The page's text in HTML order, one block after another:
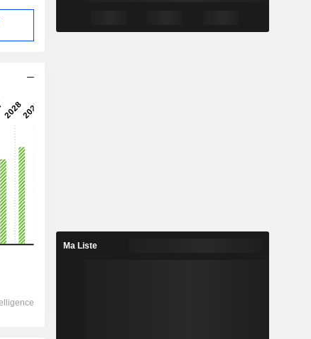
2029
11 915
5,04 %
2 410
3,92 %
Ma Liste